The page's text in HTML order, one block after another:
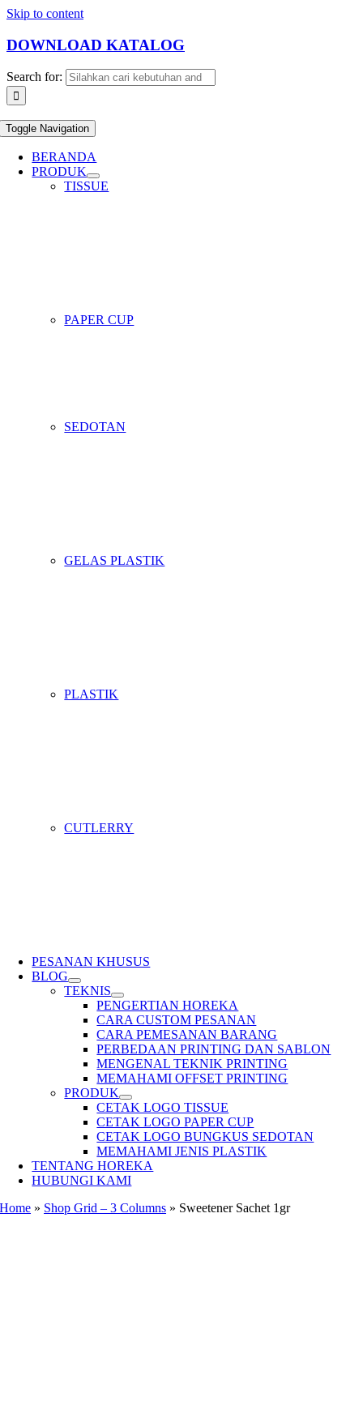
Skip to content
DOWNLOAD KATALOG
Search for:
Toggle Navigation
BERANDA
PRODUK
TISSUE
PAPER CUP
SEDOTAN
GELAS PLASTIK
PLASTIK
CUTLERRY
PESANAN KHUSUS
BLOG
TEKNIS
PENGERTIAN HOREKA
CARA CUSTOM PESANAN
CARA PEMESANAN BARANG
PERBEDAAN PRINTING DAN SABLON
MENGENAL TEKNIK PRINTING
MEMAHAMI OFFSET PRINTING
PRODUK
CETAK LOGO TISSUE
CETAK LOGO PAPER CUP
CETAK LOGO BUNGKUS SEDOTAN
MEMAHAMI JENIS PLASTIK
TENTANG HOREKA
HUBUNGI KAMI
Home » Shop Grid – 3 Columns » Sweetener Sachet 1gr